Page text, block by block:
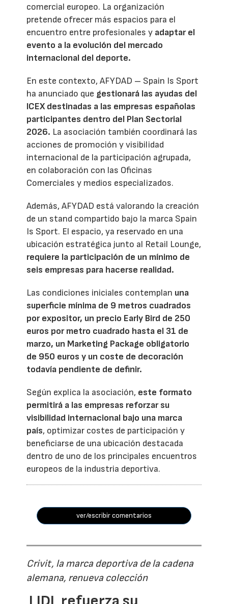
comercial europeo. La organización
pretende ofrecer más espacios para el
encuentro entre profesionales y adaptar el
evento a la evolución del mercado
internacional del deporte.
En este contexto, AFYDAD – Spain Is Sport
ha anunciado que gestionará las ayudas del
ICEX destinadas a las empresas españolas
participantes dentro del Plan Sectorial
2026. La asociación también coordinará las
acciones de promoción y visibilidad
internacional de la participación agrupada,
en colaboración con las Oficinas
Comerciales y medios especializados.
Además, AFYDAD está valorando la creación
de un stand compartido bajo la marca Spain
Is Sport. El espacio, ya reservado en una
ubicación estratégica junto al Retail Lounge,
requiere la participación de un mínimo de
seis empresas para hacerse realidad.
Las condiciones iniciales contemplan una
superficie mínima de 9 metros cuadrados
por expositor, un precio Early Bird de 250
euros por metro cuadrado hasta el 31 de
marzo, un Marketing Package obligatorio
de 950 euros y un coste de decoración
todavía pendiente de definir.
Según explica la asociación, este formato
permitirá a las empresas reforzar su
visibilidad internacional bajo una marca
país, optimizar costes de participación y
beneficiarse de una ubicación destacada
dentro de uno de los principales encuentros
europeos de la industria deportiva.
ver/escribir comentarios
Crivit, la marca deportiva de la cadena
alemana, renueva colección